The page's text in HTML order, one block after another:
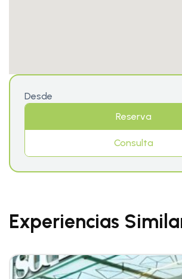
Desde
Reserva
Consulta
Experiencias